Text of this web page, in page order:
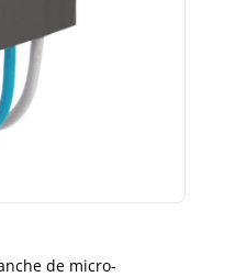
de micro-